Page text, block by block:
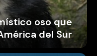
oso que
del Sur